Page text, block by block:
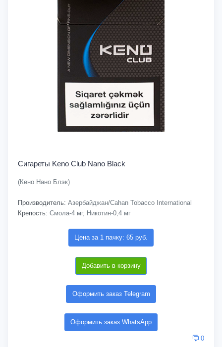
Сигареты Keno Club Nano Black
(Кено Нано Блэк)
Производитель: Азербайджан/Cahan Tobacco International
Крепость: Смола-4 мг, Никотин-0,4 мг
Цена за 1 пачку: 65 руб.
Добавить в корзину
Оформить заказ Telegram
Оформить заказ WhatsApp
0